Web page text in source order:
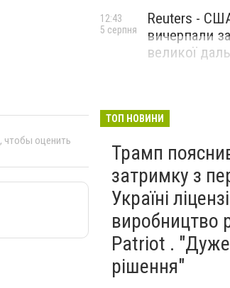
, чтобы оценить
Reuters -
вичерпали
великої
12:43
5 серпня
ТОП НОВИНИ
Трамп
затримку з
Україні
виробництво
Patriot .
рішення"